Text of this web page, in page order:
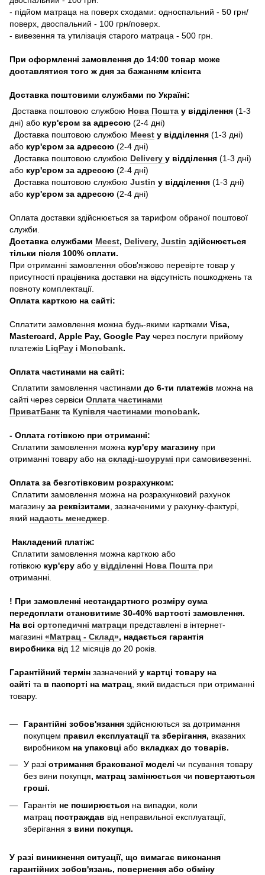
- підйом матраца на поверх сходами: односпальний - 50 грн/
поверх, двоспальний - 100 грн/поверх.
- вивезення та утилізація старого матраца - 500 грн.
При оформленні замовлення до 14:00 товар може
доставлятися того ж дня за бажанням клієнта
Доставка поштовими службами по Україні:
Доставка поштовою службою Нова Пошта у відділення (1-3
дні) або кур'єром за адресою (2-4 дні)
Доставка поштовою службою Meest у відділення (1-3 дні)
або кур'єром за адресою (2-4 дні)
Доставка поштовою службою Delivery у відділення (1-3 дні)
або кур'єром за адресою (2-4 дні)
Доставка поштовою службою Justin у відділення (1-3 дні)
або кур'єром за адресою (2-4 дні)
Оплата доставки здійснюється за тарифом обраної поштової
служби.
Доставка службами Meest, Delivery, Justin здійснюється
тільки після 100% оплати.
При отриманні замовлення обов'язково перевірте товар у
присутності працівника доставки на відсутність пошкоджень та
повноту комплектації.
Оплата карткою на сайті:
Сплатити замовлення можна будь-якими картками Visa,
Mastercard, Apple Pay, Google Pay через послуги прийому
платежів LiqPay і Monobank.
Оплата частинами на сайті:
Сплатити замовлення частинами до 6-ти платежів можна на
сайті через сервіси Оплата частинами
ПриватБанк та Купівля частинами monobank.
- Оплата готівкою при отриманні:
Сплатити замовлення можна кур'єру магазину при
отриманні товару або на складі-шоурумі при самовивезенні.
Оплата за безготівковим розрахунком:
Сплатити замовлення можна на розрахунковий рахунок
магазину за реквізитами , зазначеними у рахунку-фактурі,
який надасть менеджер
Накладений платіж:
Сплатити замовлення можна карткою або
готівкою кур'єру або у відділенні Нова Пошта при
отриманні.
! При замовленні нестандартного розміру сума
передоплати становитиме 30-40% вартості замовлення.
На всі ортопедичні матраци представлені в інтернет-
магазині «Матрац - Склад», надається гарантія
виробника від 12 місяців до 20 років.
Гарантійний термін зазначений у картці товару на
сайті та в паспорті на матрац , який видається при отриманні
товару.
Гарантійні зобов'язання здійснюються за дотримання
покупцем правил експлуатації та зберігання, вказаних
виробником на упаковці або вкладках до товарів.
У разі отримання бракованої моделі чи псування товару
без вини покупця, матрац замінюється чи повертаються
гроші.
Гарантія не поширюється на випадки, коли
матрац постраждав від неправильної експлуатації,
зберігання з вини покупця.
У разі виникнення ситуації, що вимагає виконання
гарантійних зобов'язань, повернення або обміну